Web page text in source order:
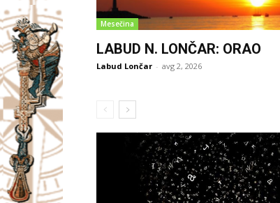
Mesečina
LABUD N. LONČAR: ORAO
Labud Lončar - avg 2, 2026